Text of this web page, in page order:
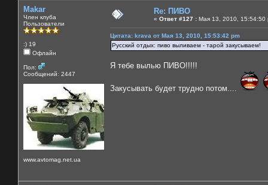
Makar
Член клуба
Пользователи
:) 19
Офлайн
Пол:
Сообщений: 2447
www.avtomag.net.ua
Re: ПИВО
« Ответ #127 : Мая 13, 2010, 15:54:50
Цитата: krava от Мая 13, 2010, 15:53:42 pm
Русский отдых: пиво выливаем - тарой закусываем!
Я тебе вылью ПИВО!!!!!
Закусывать будет трудно потом....